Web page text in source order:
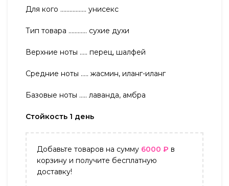
Для кого …………….. унисекс
Тип товара ………… сухие духи
Верхние ноты ….. перец, шалфей
Средние ноты ….. жасмин, иланг-иланг
Базовые ноты ….. лаванда, амбра
Стойкость 1 день
Добавьте товаров на сумму 6000 ₽ в
корзину и получите бесплатную
доставку!